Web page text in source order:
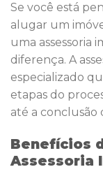
Se você está
alugar um
uma assessoria
diferença. A
especializado
etapas do
até a conclusão
Benefícios
Assessoria